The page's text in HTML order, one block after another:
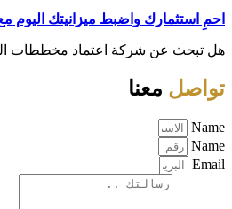
احمِ استثمارك واضبط ميزانيتك
هل تبحث عن شركة اعتماد مخططات
تواصل معنا
Name
Name
Email